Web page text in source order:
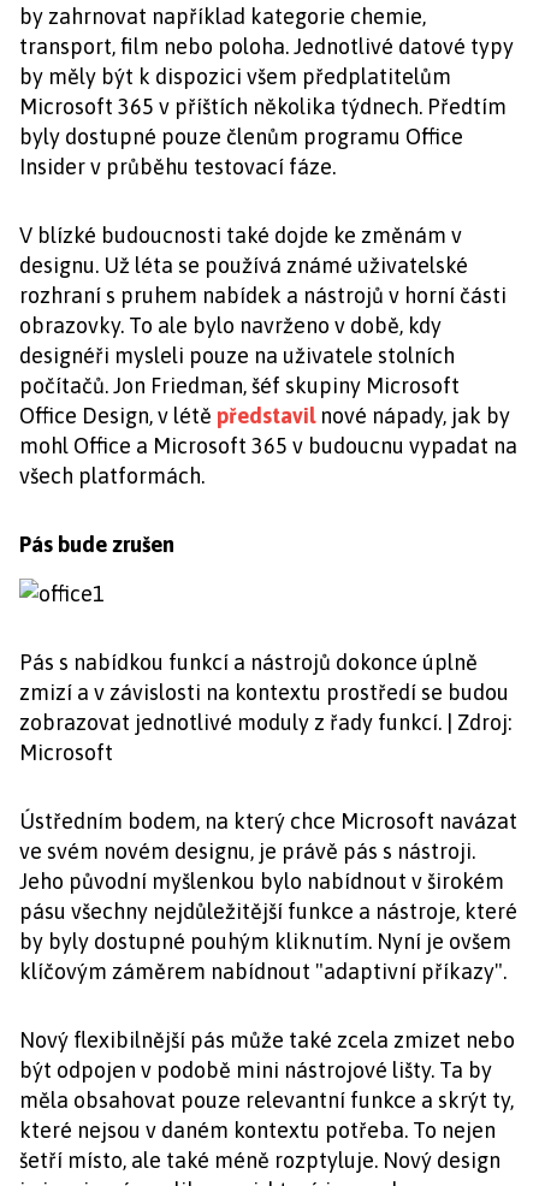
by zahrnovat například kategorie chemie,
transport, film nebo poloha. Jednotlivé datové typy
by měly být k dispozici všem předplatitelům
Microsoft 365 v příštích několika týdnech. Předtím
byly dostupné pouze členům programu Office
Insider v průběhu testovací fáze.
V blízké budoucnosti také dojde ke změnám v
designu. Už léta se používá známé uživatelské
rozhraní s pruhem nabídek a nástrojů v horní části
obrazovky. To ale bylo navrženo v době, kdy
designéři mysleli pouze na uživatele stolních
počítačů. Jon Friedman, šéf skupiny Microsoft
Office Design, v létě představil nové nápady, jak by
mohl Office a Microsoft 365 v budoucnu vypadat na
všech platformách.
Pás bude zrušen
Pás s nabídkou funkcí a nástrojů dokonce úplně
zmizí a v závislosti na kontextu prostředí se budou
zobrazovat jednotlivé moduly z řady funkcí. | Zdroj:
Microsoft
Ústředním bodem, na který chce Microsoft navázat
ve svém novém designu, je právě pás s nástroji.
Jeho původní myšlenkou bylo nabídnout v širokém
pásu všechny nejdůležitější funkce a nástroje, které
by byly dostupné pouhým kliknutím. Nyní je ovšem
klíčovým záměrem nabídnout "adaptivní příkazy".
Nový flexibilnější pás může také zcela zmizet nebo
být odpojen v podobě mini nástrojové lišty. Ta by
měla obsahovat pouze relevantní funkce a skrýt ty,
které nejsou v daném kontextu potřeba. To nejen
šetří místo, ale také méně rozptyluje. Nový design